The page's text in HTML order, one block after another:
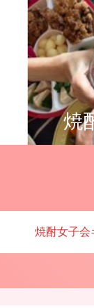
焼
焼酎女子会